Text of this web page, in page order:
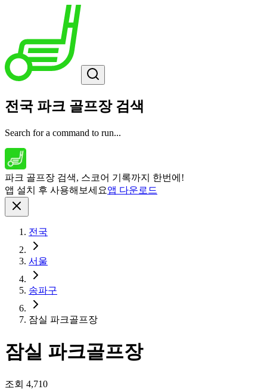
전국 파크 골프장 검색
Search for a command to run...
파크 골프장 검색, 스코어 기록까지 한번에!
앱 설치 후 사용해보세요앱 다운로드
전국
서울
송파구
잠실 파크골프장
잠실 파크골프장
조회 4,710